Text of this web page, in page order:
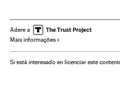
Partidos políticos Cristianismo
América Latina
Adere a
Mais informações
Si está interesado en licenciar este